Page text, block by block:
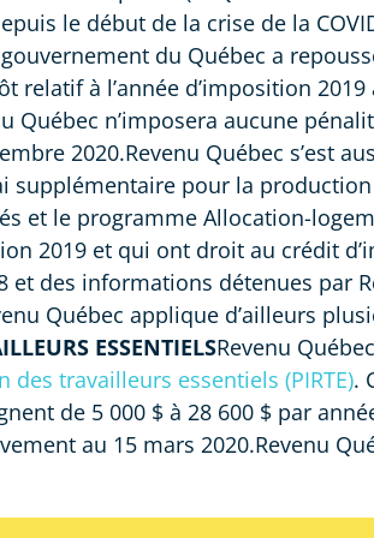
le début de la crise de la
du Québec a
à l’année d’imposition 2019
Québec n’imposera aucune
2020.Revenu Québec s’est
supplémentaire pour la
et le programme Allocation-
2019 et qui ont droit au crédit
des informations détenues par
Québec applique d’ailleurs
ESSENTIELSRevenu
travailleurs essentiels (PIRTE).
de 5 000 $ à 28 600 $ par
au 15 mars 2020.Revenu